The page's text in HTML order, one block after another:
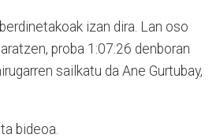
izan dira. Lan oso
proba 1:07:26 denboran
sailkatu da Ane Gurtubay,
bideoa.